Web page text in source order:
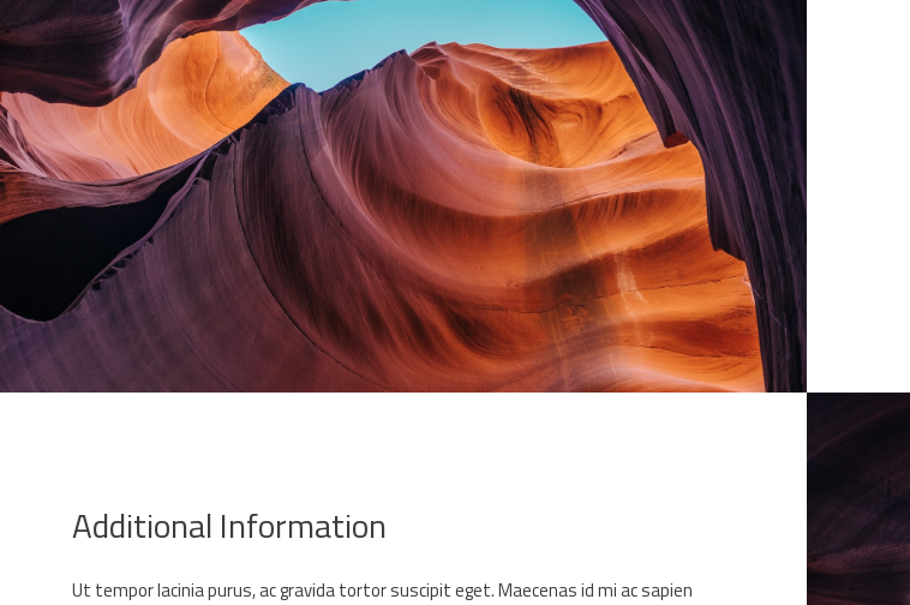
Additional Information
Ut tempor lacinia purus, ac gravida tortor suscipit eget. Maecenas id mi ac sapien